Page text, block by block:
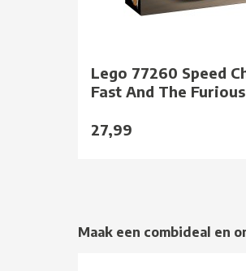
Lego 77260 Speed
Fast And The
27,99
Maak een combideal en